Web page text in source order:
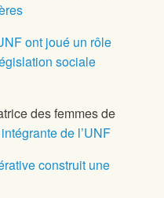
ont joué un rôle
sociale
des femmes de
de l’UNF
construit une